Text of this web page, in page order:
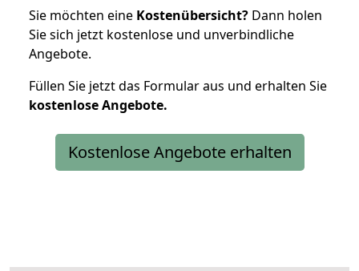
Sie möchten eine Kostenübersicht? Dann holen
Sie sich jetzt kostenlose und unverbindliche
Angebote.
Füllen Sie jetzt das Formular aus und erhalten Sie
kostenloseAngebote.
Kostenlose Angebote erhalten